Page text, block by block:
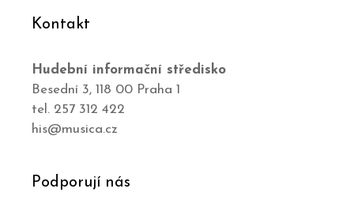
Kontakt
Hudební informační středisko
Besední 3, 118 00 Praha 1
tel. 257 312 422
his@musica.cz
Podporují nás